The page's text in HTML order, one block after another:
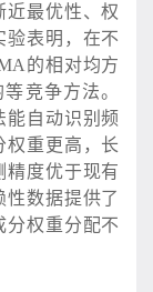
近最优性、权
验表明，在不
的相对均方
竞争方法。
能自动识别频
权重更高，长
精度优于现有
数据提供了
分权重分配不